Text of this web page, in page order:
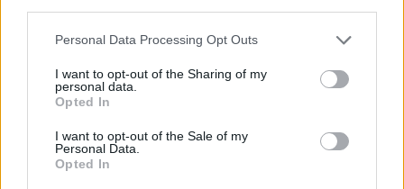
Please note that this website/app uses one or more Google
not limited to your visit or usage behaviour. You may click to
grant or deny consent to Google and its third-party tags to
use your data for below specified purposes in below Google
consent section.
Personal Data Processing Opt Outs
I want to opt-out of the Sharing of my
personal data.
Opted In
I want to opt-out of the Sale of my
Personal Data.
Opted In
β.τα πρόσωπα που έχουν εγγραφεί και έχουν
λάβει αναγνωριστικό κωδικό οικονομικού φορέα
Οι επιχειρήσεις που δραστηριοποιούνται στο
εμπόριο προϊόντων καπνού, πλην των τσιγάρων
και του καπνού για στριφτά τσιγάρα, και είναι
υπόχρεοι εγγραφής στο Μητρώο